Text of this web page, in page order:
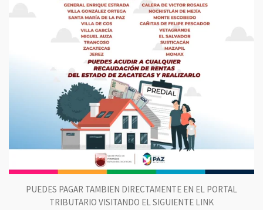
PUEDES PAGAR TAMBIEN DIRECTAMENTE EN EL PORTAL
TRIBUTARIO VISITANDO EL SIGUIENTE LINK